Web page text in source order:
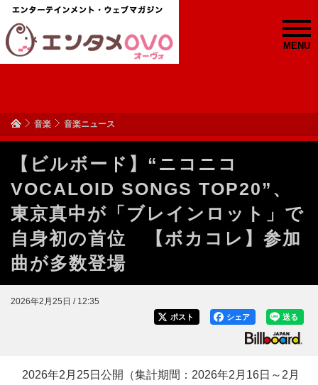
MENU
音楽 音楽ニュース
【ビルボード】“ニコニコ
VOCALOID SONGS TOP20”、
東京真中が「ブレインロット」で
自身初の首位 【ボカコレ】参加
曲が多数登場
2026年2月25日 / 12:35
送る
シェア
ポスト
2026年2月25日公開（集計期間：2026年2月16日～2月